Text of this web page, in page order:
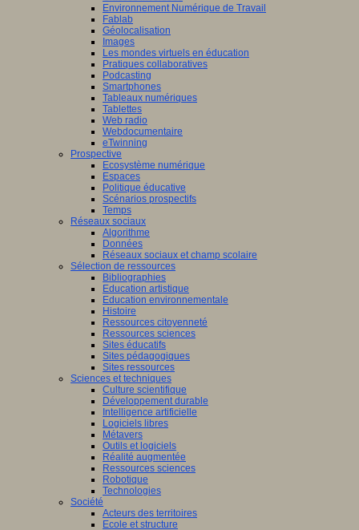
Environnement Numérique de Travail
Fablab
Géolocalisation
Images
Les mondes virtuels en éducation
Pratiques collaboratives
Podcasting
Smartphones
Tableaux numériques
Tablettes
Web radio
Webdocumentaire
eTwinning
Prospective
Ecosystème numérique
Espaces
Politique éducative
Scénarios prospectifs
Temps
Réseaux sociaux
Algorithme
Données
Réseaux sociaux et champ scolaire
Sélection de ressources
Bibliographies
Education artistique
Education environnementale
Histoire
Ressources citoyenneté
Ressources sciences
Sites éducatifs
Sites pédagogiques
Sites ressources
Sciences et techniques
Culture scientifique
Développement durable
Intelligence artificielle
Logiciels libres
Métavers
Outils et logiciels
Réalité augmentée
Ressources sciences
Robotique
Technologies
Société
Acteurs des territoires
Ecole et structure